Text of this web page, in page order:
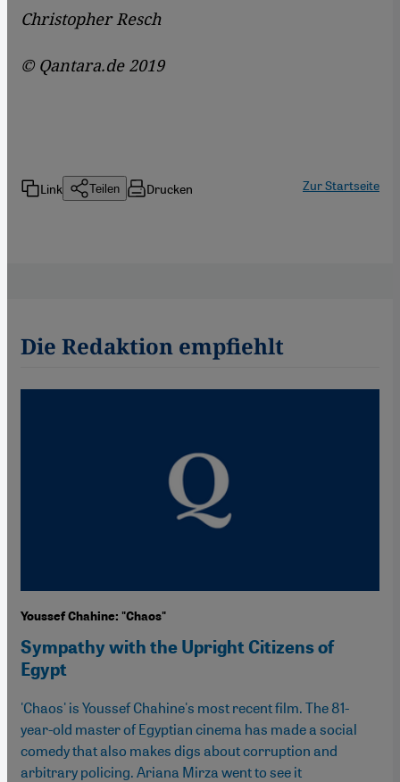
Christopher Resch
© Qantara.de 2019
Link Teilen Drucken Zur Startseite
Die Redaktion empfiehlt
Youssef Chahine: "Chaos"
Sympathy with the Upright Citizens of
Egypt
'Chaos' is Youssef Chahine's most recent film. The 81-
year-old master of Egyptian cinema has made a social
comedy that also makes digs about corruption and
arbitrary policing. Ariana Mirza went to see it